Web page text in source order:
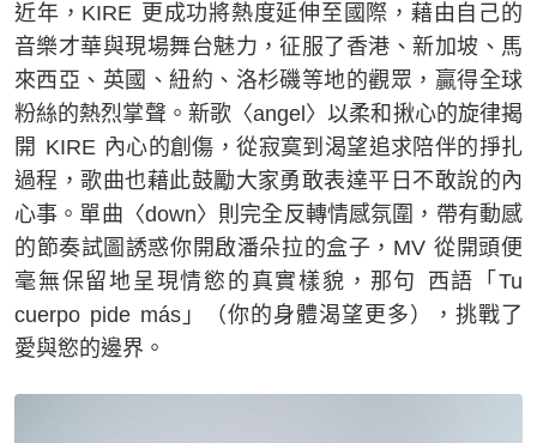
近年，KIRE 更成功將熱度延伸至國際，藉由自己的
音樂才華與現場舞台魅力，征服了香港、新加坡、馬
來西亞、英國、紐約、洛杉磯等地的觀眾，贏得全球
粉絲的熱烈掌聲。新歌〈angel〉以柔和揪心的旋律揭
開 KIRE 內心的創傷，從寂寞到渴望追求陪伴的掙扎
過程，歌曲也藉此鼓勵大家勇敢表達平日不敢說的內
心事。單曲〈down〉則完全反轉情感氛圍，帶有動感
的節奏試圖誘惑你開啟潘朵拉的盒子，MV 從開頭便
毫無保留地呈現情慾的真實樣貌，那句 西語「Tu
cuerpo pide más」（你的身體渴望更多），挑戰了
愛與慾的邊界。